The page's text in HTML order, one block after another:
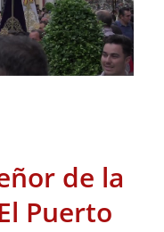
de la
Puerto